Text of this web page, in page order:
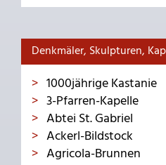
Denkmäler, Skulpturen,
1000jährige Kastanie
3-Pfarren-Kapelle
Abtei St. Gabriel
Ackerl-Bildstock
Agricola-Brunnen